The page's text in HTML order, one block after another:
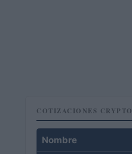
COTIZACIONES CRYPTO
Nombre